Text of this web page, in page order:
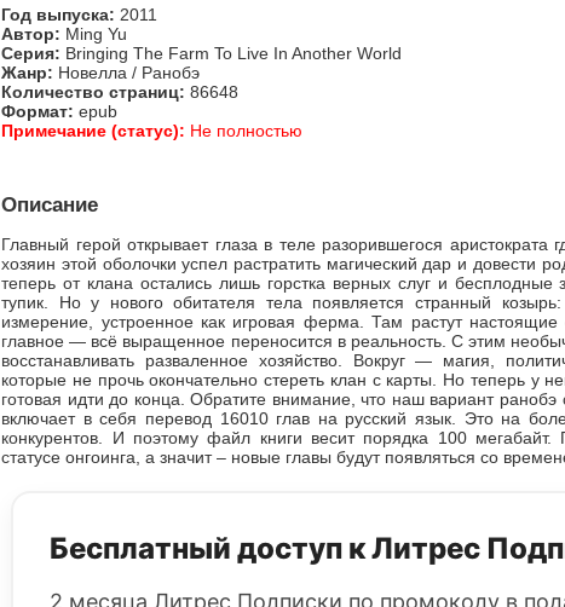
Год выпуска: 2011
Автор: Ming Yu
Серия: Bringing The Farm To Live In Another World
Жанр: Новелла / Ранобэ
Количество страниц:86648
Формат:epub
Примечание (статус): Не полностью
Описание
Главный герой открывает глаза в теле разорившегося
хозяин этой оболочки успел растратить магический дар и довести
теперь от клана остались лишь горстка верных слуг и
тупик. Но у нового обитателя тела появляется странный
измерение, устроенное как игровая ферма. Там растут
главное — всё выращенное переносится в реальность. С этим
восстанавливать разваленное хозяйство. Вокруг — магия,
которые не прочь окончательно стереть клан с карты. Но теперь у
готовая идти до конца. Обратите внимание, что наш вариант ранобэ
включает в себя перевод 16010 глав на русский язык. Это на
конкурентов. И поэтому файл книги весит порядка 100
статусе онгоинга, а значит – новые главы будут появляться со
Бесплатный доступ к Литрес
2 месяца Литрес Подписки по промокоду в